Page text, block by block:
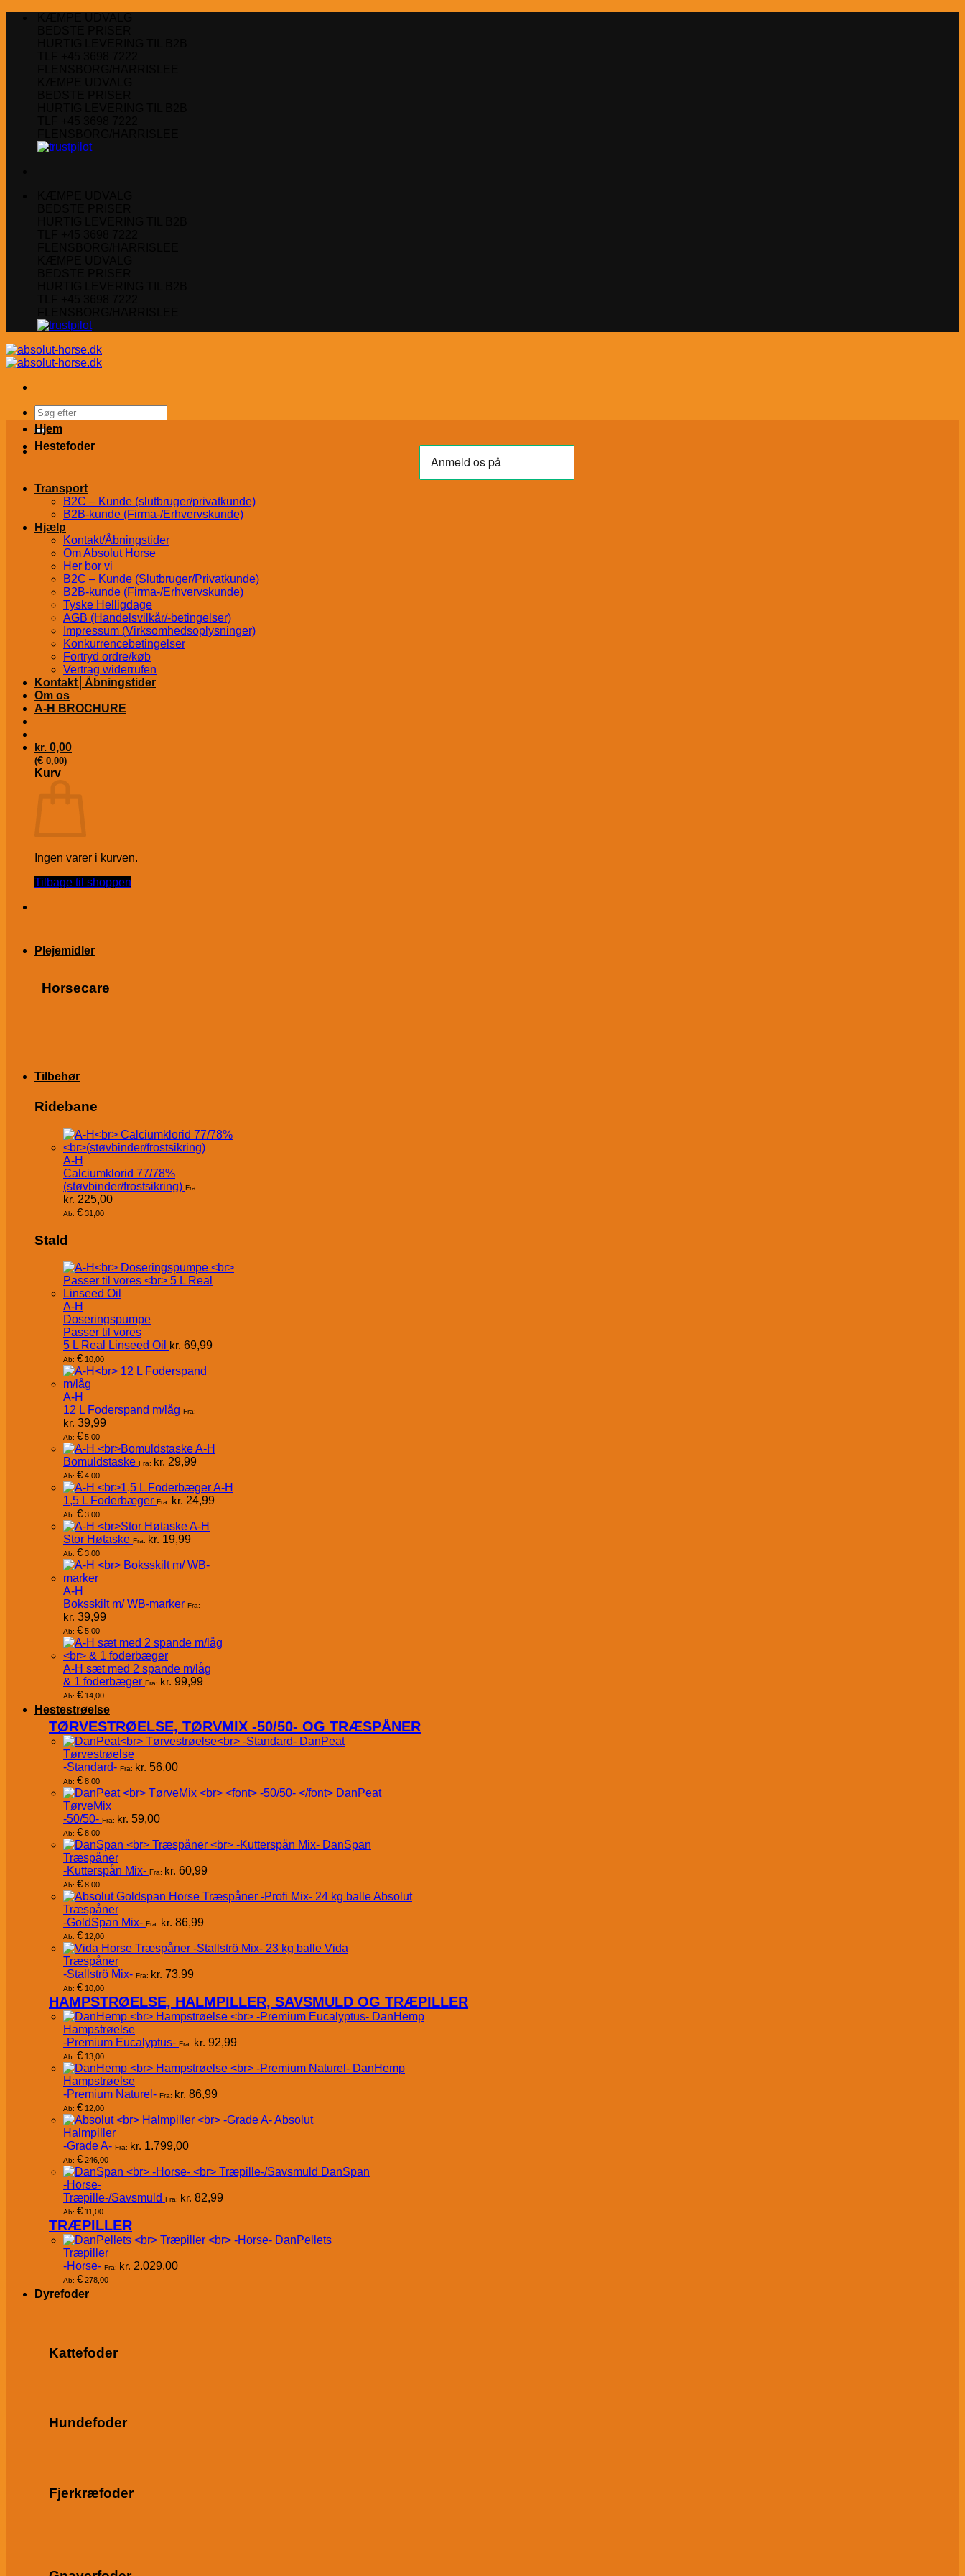
Søg
efter:
Transport
B2C – Kunde (slutbruger/privatkunde)
B2B-kunde (Firma-/Erhvervskunde)
Hjælp
Kontakt/Åbningstider
Om Absolut Horse
Her bor vi
B2C – Kunde (Slutbruger/Privatkunde)
B2B-kunde (Firma-/Erhvervskunde)
Tyske Helligdage
AGB (Handelsvilkår/-betingelser)
Impressum (Virksomhedsoplysninger)
Konkurrencebetingelser
Fortryd ordre/køb
Vertrag widerrufen
Kontakt│Åbningstider
Om os
A-H BROCHURE
kr. 0,00
(€ 0,00)
Kurv
Ingen varer i kurven.
Tilbage til shoppen
Hjem
Hestefoder
Plejemidler
Horsecare
Tilbehør
Ridebane
A-H
Calciumklorid 77/78%
(støvbinder/frostsikring) Fra:
kr. 225,00
Ab: € 31,00
Stald
A-H
Doseringspumpe
Passer til vores
5 L Real Linseed Oil kr. 69,99
Ab: € 10,00
A-H
12 L Foderspand m/låg Fra:
kr. 39,99
Ab: € 5,00
A-H
Bomuldstaske Fra: kr. 29,99
Ab: € 4,00
A-H
1,5 L Foderbæger Fra: kr. 24,99
Ab: € 3,00
A-H
Stor Høtaske Fra: kr. 19,99
Ab: € 3,00
A-H
Boksskilt m/ WB-marker Fra:
kr. 39,99
Ab: € 5,00
A-H sæt med 2 spande m/låg
& 1 foderbæger Fra: kr. 99,99
Ab: € 14,00
Hestestrøelse
TØRVESTRØELSE, TØRVMIX -50/50- OG TRÆSPÅNER
DanPeat
Tørvestrøelse
-Standard- Fra: kr. 56,00
Ab: € 8,00
DanPeat
TørveMix
-50/50- Fra: kr. 59,00
Ab: € 8,00
DanSpan
Træspåner
-Kutterspån Mix- Fra: kr. 60,99
Ab: € 8,00
Absolut
Træspåner
-GoldSpan Mix- Fra: kr. 86,99
Ab: € 12,00
Vida
Træspåner
-Stallströ Mix- Fra: kr. 73,99
Ab: € 10,00
HAMPSTRØELSE, HALMPILLER, SAVSMULD OG TRÆPILLER
DanHemp
Hampstrøelse
-Premium Eucalyptus- Fra: kr. 92,99
Ab: € 13,00
DanHemp
Hampstrøelse
-Premium Naturel- Fra: kr. 86,99
Ab: € 12,00
Absolut
Halmpiller
-Grade A- Fra: kr. 1.799,00
Ab: € 246,00
DanSpan
-Horse-
Træpille-/Savsmuld Fra: kr. 82,99
Ab: € 11,00
TRÆPILLER
DanPellets
Træpiller
-Horse- Fra: kr. 2.029,00
Ab: € 278,00
Dyrefoder
Kattefoder
Hundefoder
Fjerkræfoder